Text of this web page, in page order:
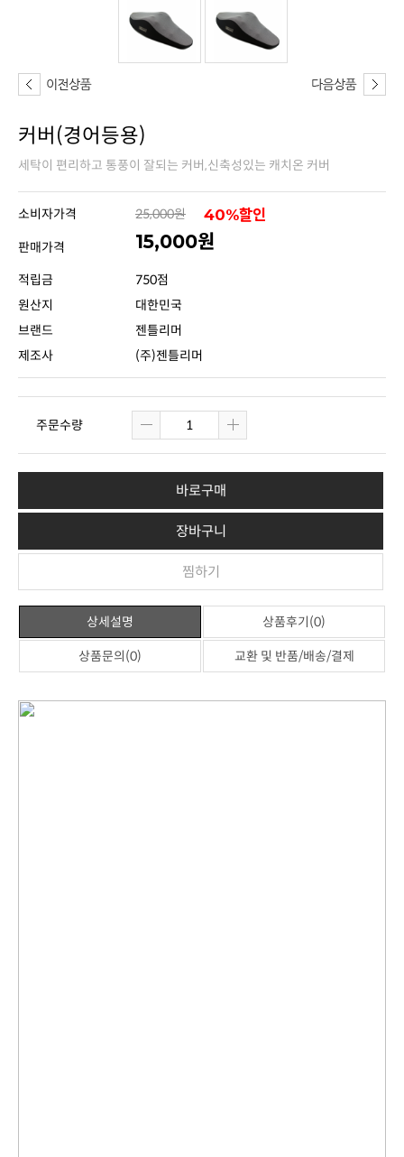
커버(경어등용)
세탁이 편리하고 통풍이 잘되는 커버,신축성있는 캐치온 커버
소비자가격 25,000원 40%할인
판매가격 15,000원
적립금
750점
원산지
대한민국
브랜드
젠틀리머
제조사
(주)젠틀리머
주문수량
바로구매
장바구니
찜하기
상세설명 상품후기(0)
상품문의(0) 교환 및 반품/배송/결제